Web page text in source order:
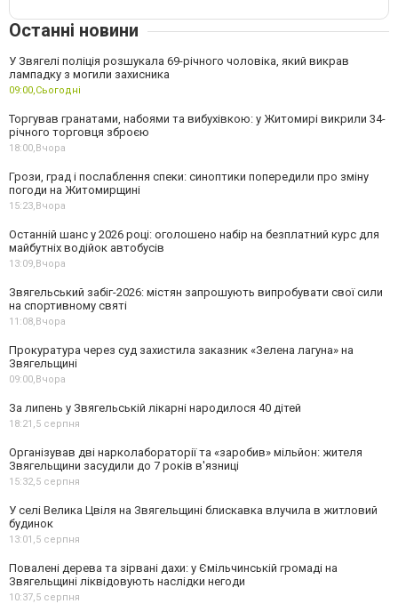
Останні новини
У Звягелі поліція розшукала 69-річного чоловіка, який викрав
лампадку з могили захисника
09:00,Сьогодні
Торгував гранатами, набоями та вибухівкою: у Житомирі викрили 34-
річного торговця зброєю
18:00,Вчора
Грози, град і послаблення спеки: синоптики попередили про зміну
погоди на Житомирщині
15:23,Вчора
Останній шанс у 2026 році: оголошено набір на безплатний курс для
майбутніх водійок автобусів
13:09,Вчора
Звягельський забіг-2026: містян запрошують випробувати свої сили
на спортивному святі
11:08,Вчора
Прокуратура через суд захистила заказник «Зелена лагуна» на
Звягельщині
09:00,Вчора
За липень у Звягельській лікарні народилося 40 дітей
18:21,5 серпня
Організував дві нарколабораторії та «заробив» мільйон: жителя
Звягельщини засудили до 7 років в'язниці
15:32,5 серпня
У селі Велика Цвіля на Звягельщині блискавка влучила в житловий
будинок
13:01,5 серпня
Повалені дерева та зірвані дахи: у Ємільчинській громаді на
Звягельщині ліквідовують наслідки негоди
10:37,5 серпня